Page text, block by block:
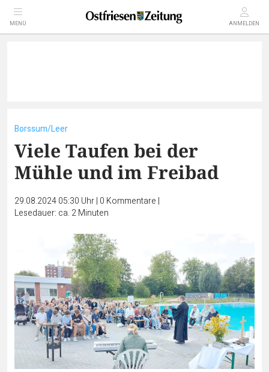
MENÜ ANMELDEN
Borssum/Leer
Viele Taufen bei der
Mühle und im Freibad
29.08.2024 05:30 Uhr| 0 Kommentare |
Lesedauer: ca. 2 Minuten